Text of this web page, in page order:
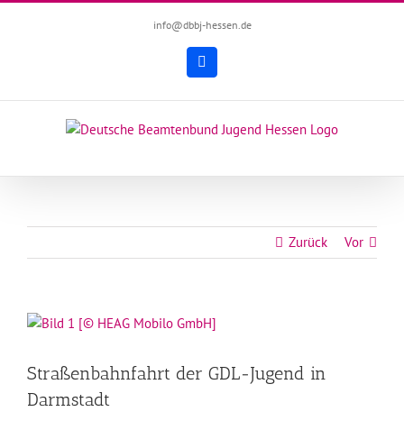
info@dbbj-hessen.de
Facebook
Zurück Vor
Zeige
Bild
Straßenbahnfahrt der GDL-Jugend in
Darmstadt